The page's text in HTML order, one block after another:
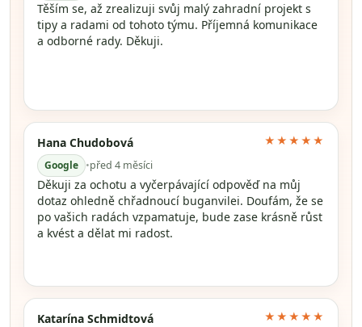
Těším se, až zrealizuji svůj malý zahradní projekt s
tipy a radami od tohoto týmu. Příjemná komunikace
a odborné rady. Děkuji.
Hana Chudobová
Google •před 4 měsíci
★★★★★
Děkuji za ochotu a vyčerpávající odpověď na můj
dotaz ohledně chřadnoucí buganvilei. Doufám, že se
po vašich radách vzpamatuje, bude zase krásně růst
a kvést a dělat mi radost.
Katarína Schmidtová ★★★★★